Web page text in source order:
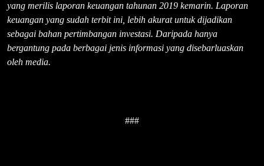
yang merilis laporan keuangan tahunan 2019 kemarin. Laporan
keuangan yang sudah terbit ini, lebih akurat untuk dijadikan
sebagai bahan pertimbangan investasi. Daripada hanya
bergantung pada berbagai jenis informasi yang disebarluaskan
oleh media.
###